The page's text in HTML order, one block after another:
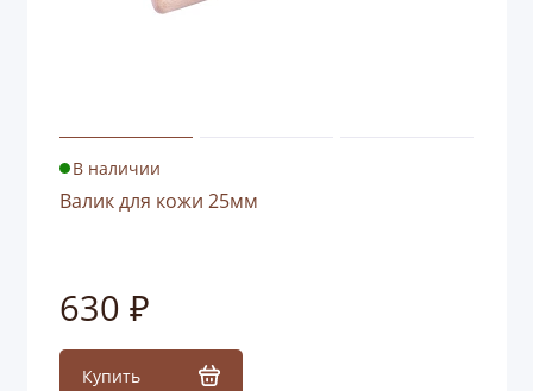
В наличии
Валик для кожи 25мм
630 ₽
Купить